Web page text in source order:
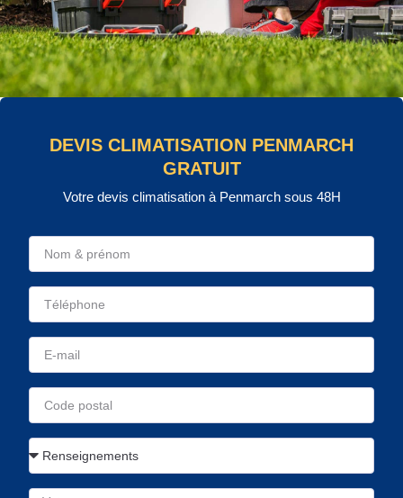
DEVIS CLIMATISATION PENMARCH
GRATUIT
Votre devis climatisation à Penmarch sous 48H